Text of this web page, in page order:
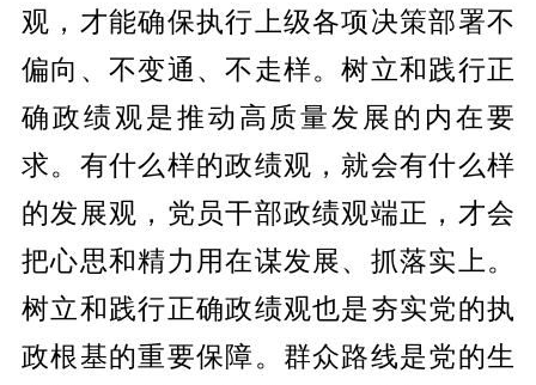
观，才能确保执行上级各项决策部署不
偏向、不变通、不走样。树立和践行正
确政绩观是推动高质量发展的内在要
求。有什么样的政绩观，就会有什么样
的发展观，党员干部政绩观端正，才会
把心思和精力用在谋发展、抓落实上。
树立和践行正确政绩观也是夯实党的执
政根基的重要保障。群众路线是党的生